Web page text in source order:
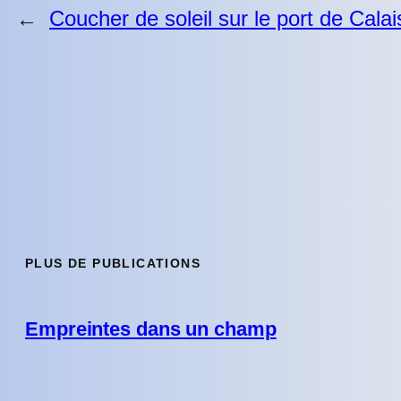
← Coucher de soleil sur le port de
PLUS DE PUBLICATIONS
Empreintes dans un champ